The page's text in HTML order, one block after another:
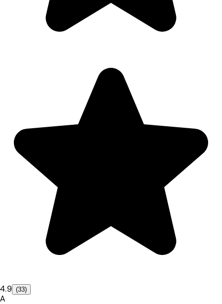
4.9 (33)
A